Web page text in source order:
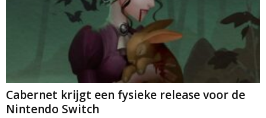
Cabernet krijgt een fysieke release voor de
Nintendo Switch